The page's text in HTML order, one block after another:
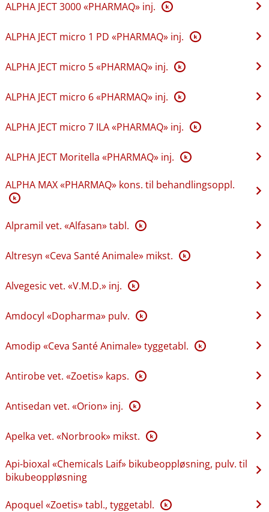
ALPHA JECT 3000 «PHARMAQ» inj. K
ALPHA JECT micro 1 PD «PHARMAQ» inj. K
ALPHA JECT micro 5 «PHARMAQ» inj. K
ALPHA JECT micro 6 «PHARMAQ» inj. K
ALPHA JECT micro 7 ILA «PHARMAQ» inj. K
ALPHA JECT Moritella «PHARMAQ» inj. K
ALPHA MAX «PHARMAQ» kons. til behandlingsoppl.
K
Alpramil vet. «Alfasan» tabl. K
Altresyn «Ceva Santé Animale» mikst. K
Alvegesic vet. «V.M.D.» inj. K
Amdocyl «Dopharma» pulv. K
Amodip «Ceva Santé Animale» tyggetabl. K
Antirobe vet. «Zoetis» kaps. K
Antisedan vet. «Orion» inj. K
Apelka vet. «Norbrook» mikst. K
Api-bioxal «Chemicals Laif» bikubeoppløsning, pulv. til
bikubeoppløsning
Apoquel «Zoetis» tabl., tyggetabl. K